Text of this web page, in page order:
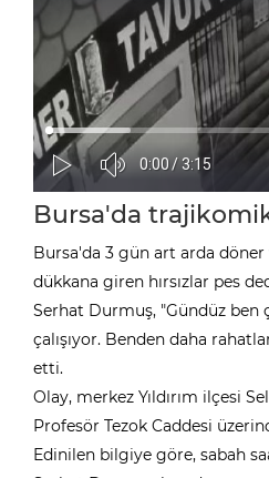
Bursa'da trajikomik
Bursa'da 3 gün art arda
dükkana giren hırsızlar pes
Serhat Durmuş, "Gündüz ben
çalışıyor. Benden daha
etti.
Olay, merkez Yıldırım ilçesi
Profesör Tezok Caddesi
Edinilen bilgiye göre, sabah